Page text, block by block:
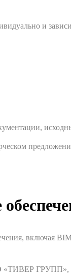
и
включая
ГРУПП»,